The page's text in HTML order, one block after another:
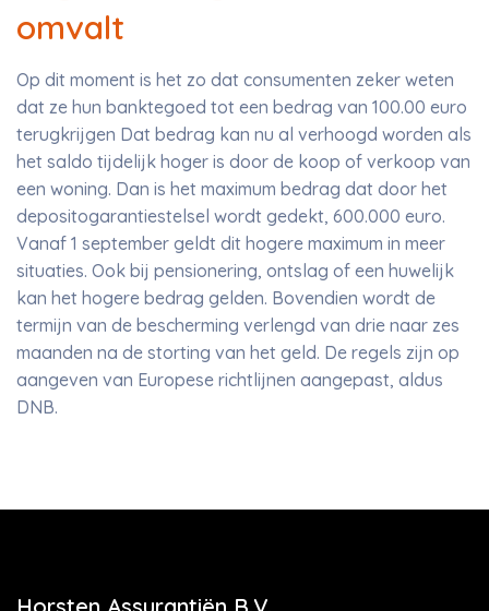
omvalt
Op dit moment is het zo dat consumenten zeker weten
dat ze hun banktegoed tot een bedrag van 100.00 euro
terugkrijgen Dat bedrag kan nu al verhoogd worden als
het saldo tijdelijk hoger is door de koop of verkoop van
een woning. Dan is het maximum bedrag dat door het
depositogarantiestelsel wordt gedekt, 600.000 euro.
Vanaf 1 september geldt dit hogere maximum in meer
situaties. Ook bij pensionering, ontslag of een huwelijk
kan het hogere bedrag gelden. Bovendien wordt de
termijn van de bescherming verlengd van drie naar zes
maanden na de storting van het geld. De regels zijn op
aangeven van Europese richtlijnen aangepast, aldus
DNB.